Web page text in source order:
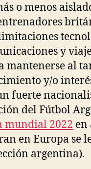
o menos
y
al
y/o
fuerte
del Fútbol
mundial 2022 en
en Europa se
argentina).